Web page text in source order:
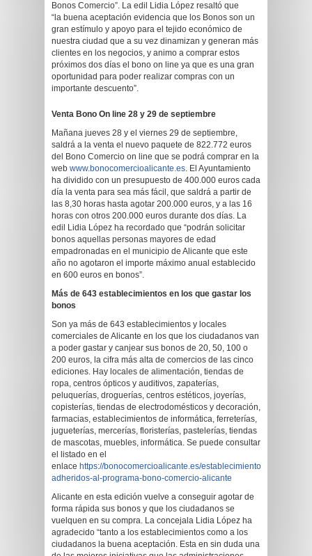
Bonos Comercio”. La edil Lidia López resaltó que
“la buena aceptación evidencia que los Bonos son un
gran estímulo y apoyo para el tejido económico de
nuestra ciudad que a su vez dinamizan y generan más
clientes en los negocios, y animo a comprar estos
próximos dos días el bono on line ya que es una gran
oportunidad para poder realizar compras con un
importante descuento”.
Venta Bono On line 28 y 29 de septiembre
Mañana jueves 28 y el viernes 29 de septiembre,
saldrá a la venta el nuevo paquete de 822.772 euros
del Bono Comercio on line que se podrá comprar en la
web www.bonocomercioalicante.es. El Ayuntamiento
ha dividido con un presupuesto de 400.000 euros cada
día la venta para sea más fácil, que saldrá a partir de
las 8,30 horas hasta agotar 200.000 euros, y a las 16
horas con otros 200.000 euros durante dos días. La
edil Lidia López ha recordado que “podrán solicitar
bonos aquellas personas mayores de edad
empadronadas en el municipio de Alicante que este
año no agotaron el importe máximo anual establecido
en 600 euros en bonos”.
Más de 643 establecimientos en los que gastar los
bonos
Son ya más de 643 establecimientos y locales
comerciales de Alicante en los que los ciudadanos van
a poder gastar y canjear sus bonos de 20, 50, 100 o
200 euros, la cifra más alta de comercios de las cinco
ediciones. Hay locales de alimentación, tiendas de
ropa, centros ópticos y auditivos, zapaterías,
peluquerías, droguerías, centros estéticos, joyerías,
copisterías, tiendas de electrodomésticos y decoración,
farmacias, establecimientos de informática, ferreterías,
jugueterías, mercerías, floristerías, pastelerías, tiendas
de mascotas, muebles, informática. Se puede consultar
el listado en el
enlace https://bonocomercioalicante.es/establecimientos-
adheridos-al-programa-bono-comercio-alicante
Alicante en esta edición vuelve a conseguir agotar de
forma rápida sus bonos y que los ciudadanos se
vuelquen en su compra. La concejala Lidia López ha
agradecido “tanto a los establecimientos como a los
ciudadanos la buena aceptación. Esta en sin duda una